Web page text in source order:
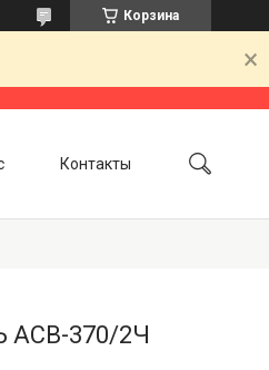
Корзина
Контакты
АСВ-370/2Ч